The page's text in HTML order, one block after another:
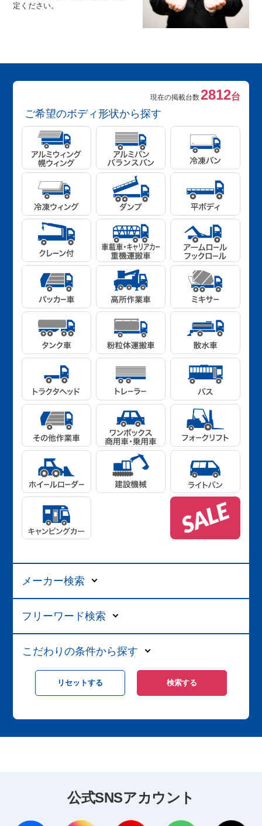
定ください。
現在の掲載台数2812台
ご希望のボディ形状から探す
メーカー検索
フリーワード検索
こだわりの条件から探す
公式SNSアカウント